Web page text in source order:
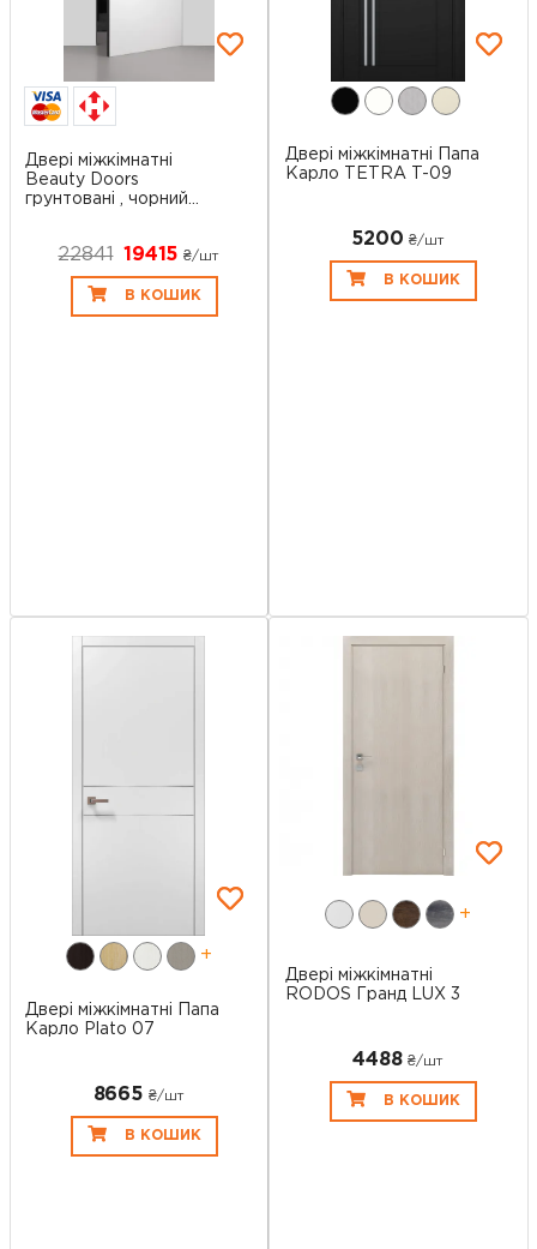
Двері міжкімнатні
Beauty Doors
грунтовані , чорний...
22841 19415₴/шт
В КОШИК
Двері міжкімнатні Папа
Карло TETRA T-09
5200 ₴/шт
В КОШИК
+
Двері міжкімнатні Папа
Карло Plato 07
8665 ₴/шт
В КОШИК
+
Двері міжкімнатні
RODOS Гранд LUX 3
4488 ₴/шт
В КОШИК